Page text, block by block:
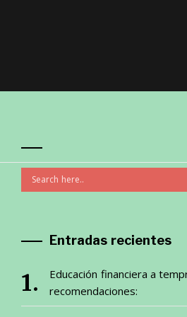
Entradas recientes
Educación financiera a
recomendaciones: